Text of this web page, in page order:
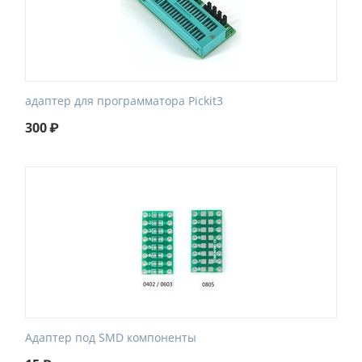
адаптер для программатора Pickit3
300₽
Адаптер под SMD компоненты